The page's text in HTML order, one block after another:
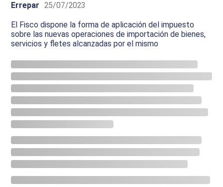
Errepar 25/07/2023
El Fisco dispone la forma de aplicación del impuesto
sobre las nuevas operaciones de importación de bienes,
servicios y fletes alcanzadas por el mismo